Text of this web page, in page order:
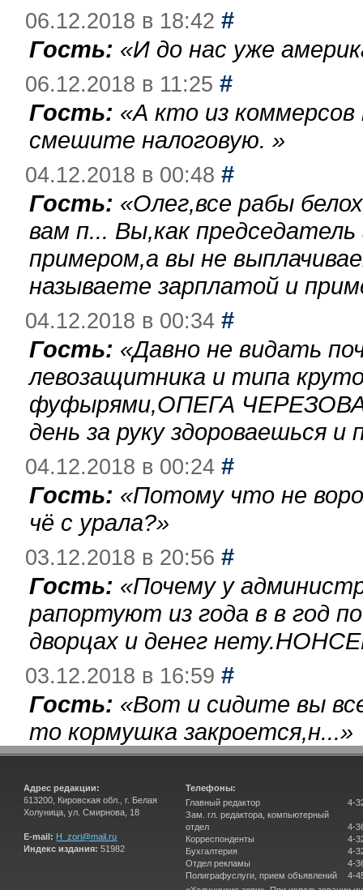
06.12.2018 в 18:42 #
Гость: «И до нас уже
06.12.2018 в 11:25 #
Гость: «А кто из
смешите налоговую. »
04.12.2018 в 00:48 #
Гость: «Олег,все рабы
вам п... Вы,как
примером,а вы не
называете зарплатой и
04.12.2018 в 00:34 #
Гость: «Давно не видать
левозащитника и типа
фуфырями,ОПЕГА
день за руку здороваешься
04.12.2018 в 00:24 #
Гость: «Потому что не
чё с урала?»
03.12.2018 в 20:56 #
Гость: «Почему у
рапортуют из года в в год
дворцах и денег
03.12.2018 в 16:59 #
Гость: «Вот и сидите вы
то кормушка закроется,н...»
Адрес редакции:
613200, Кировская обл., г. Белая
Холуница, ул. Смирнова, 18
E-mail: H_zori@mail.ru
Индекс издания: 51982
Телефоны:
Главный редактор
Зам. гл. редактора, компьютерный
отдел
Корреспонденты
Бухгалтерия
Отдел рекламы
Полиграфуслуги, прием объявлений
4-
4-
4-
4-
4-
4-